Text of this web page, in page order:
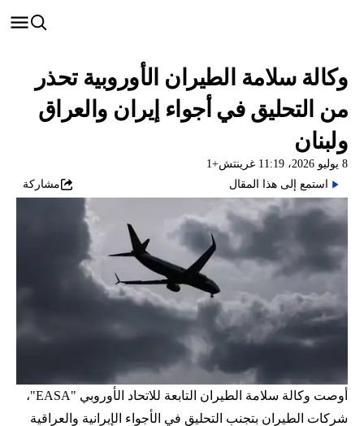
وكالة سلامة الطيران الأوروبية تحذر
من التحليق في أجواء إيران والعراق
ولبنان
8 يوليو 2026، 11:19 غرينتش+1
استمع إلى هذا المقال
مشاركة
أوصت وكالة سلامة الطيران التابعة للاتحاد الأوروبي "EASA"،
شركات الطيران بتجنب التحليق في الأجواء الإيرانية والعراقية